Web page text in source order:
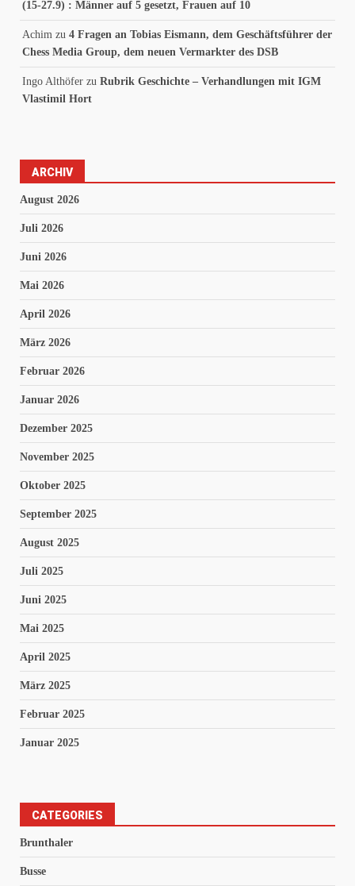
(15-27.9) : Männer auf 5 gesetzt, Frauen auf 10
Achim zu 4 Fragen an Tobias Eismann, dem Geschäftsführer der
Chess Media Group, dem neuen Vermarkter des DSB
Ingo Althöfer zu Rubrik Geschichte – Verhandlungen mit IGM
Vlastimil Hort
ARCHIV
August 2026
Juli 2026
Juni 2026
Mai 2026
April 2026
März 2026
Februar 2026
Januar 2026
Dezember 2025
November 2025
Oktober 2025
September 2025
August 2025
Juli 2025
Juni 2025
Mai 2025
April 2025
März 2025
Februar 2025
Januar 2025
CATEGORIES
Brunthaler
Busse